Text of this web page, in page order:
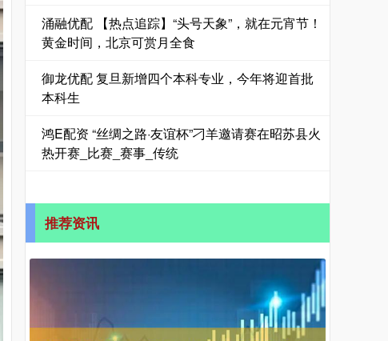
涌融优配 【热点追踪】“头号天象”，就在元宵节！
黄金时间，北京可赏月全食
御龙优配 复旦新增四个本科专业，今年将迎首批
本科生
鸿E配资 “丝绸之路·友谊杯”刁羊邀请赛在昭苏县火
热开赛_比赛_赛事_传统
推荐资讯